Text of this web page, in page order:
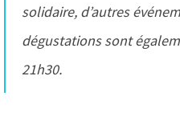
solidaire, d’autres
dégustations sont
21h30.